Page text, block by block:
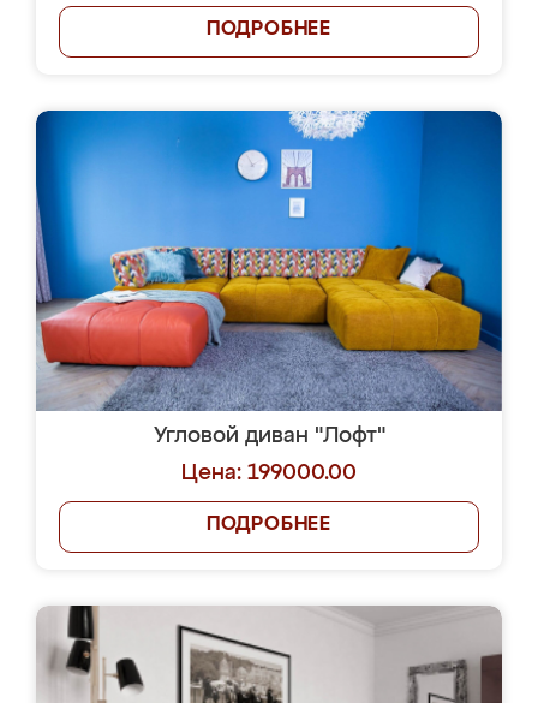
ПОДРОБНЕЕ
Угловой диван "Лофт"
Цена: 199000.00
ПОДРОБНЕЕ